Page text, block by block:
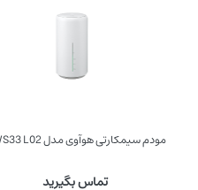
مودم سیمکارتی هوآوی مدل HWS33 L02
تماس بگیرید